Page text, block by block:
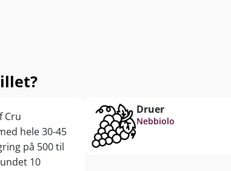
Cru
hele 30-45
på 500 til
10
Druer
Nebbiolo